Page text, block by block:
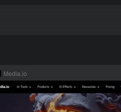
Media.io